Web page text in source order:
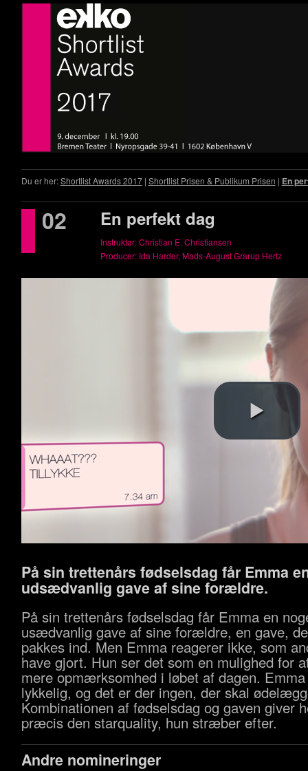
Du er her:Shortlist Awards 2017| Shortlist Prisen & Publikum Prisen | En
02 En perfekt dag
Instruktør: Christian E. Christiansen
Producer: Ida Harder, Mads-August Grarup Hertz
På sin trettenårs fødselsdag får Emma
udsædvanlig gave af sine forældre.
På sin trettenårs fødselsdag får Emma en
usædvanlig gave af sine forældre, en gave,
pakkes ind. Men Emma reagerer ikke, som
have gjort. Hun ser det som en mulighed for
mere opmærksomhed i løbet af dagen.
lykkelig, og det er der ingen, der skal
Kombinationen af fødselsdag og gaven giver
præcis den starquality, hun stræber efter.
Andre nomineringer